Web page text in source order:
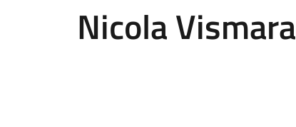
Nicola Vismara